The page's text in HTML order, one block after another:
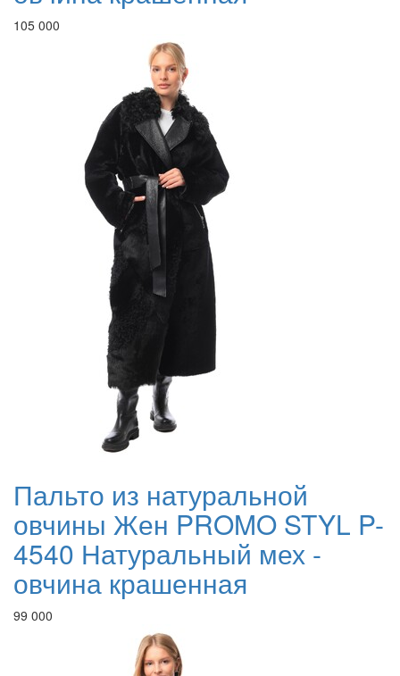
105 000
Пальто из натуральной
овчины Жен PROMO STYL P-
4540 Натуральный мех -
овчина крашенная
99 000